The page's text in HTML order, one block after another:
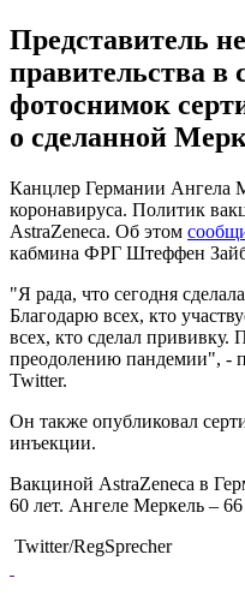
Представитель
правительства в
фотоснимок
о сделанной
Канцлер Германии Ангела
коронавируса. Политик
AstraZeneca. Об этом
кабмина ФРГ Штеффен
"Я рада, что сегодня
Благодарю всех, кто
всех, кто сделал прививку.
преодолению пандемии", -
Twitter.
Он также опубликовал
инъекции.
Вакциной AstraZeneca в
60 лет. Ангеле Меркель – 66
Twitter/RegSprecher